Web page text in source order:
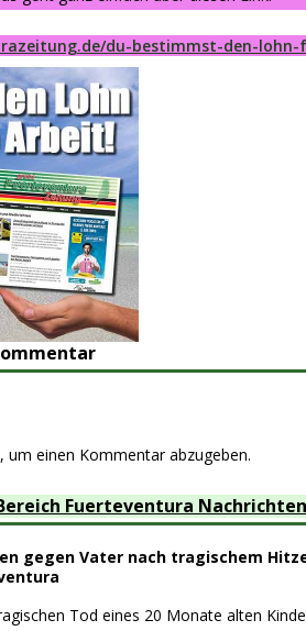
du-bestimmst-den-
um einen Kommentar abzugeben.
Fuerteventura Nachrichten
gegen Vater nach tragischem
Tod eines 20 Monate alten